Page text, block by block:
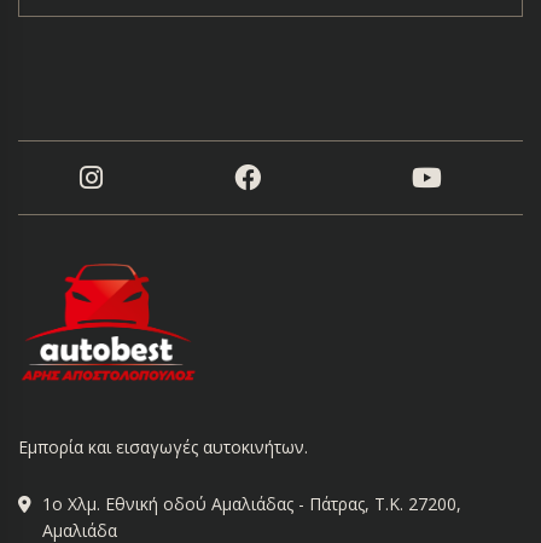
Εμπορία και εισαγωγές αυτοκινήτων.
1ο Χλμ. Εθνική οδού Αμαλιάδας - Πάτρας, Τ.Κ. 27200,
Αμαλιάδα